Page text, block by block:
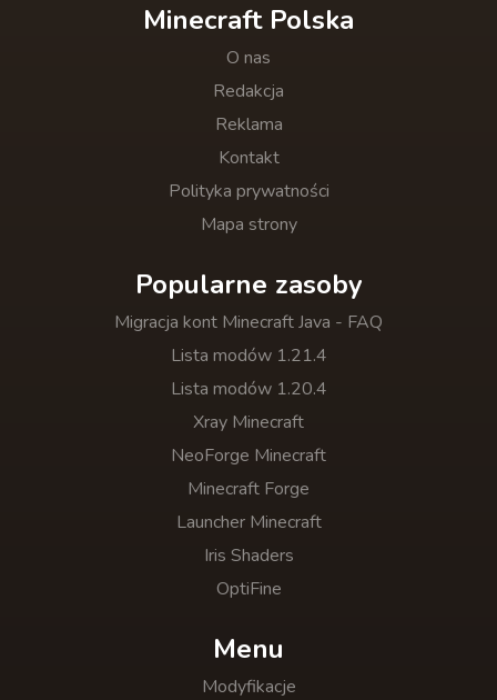
Minecraft Polska
O nas
Redakcja
Reklama
Kontakt
Polityka prywatności
Mapa strony
Popularne zasoby
Migracja kont Minecraft Java - FAQ
Lista modów 1.21.4
Lista modów 1.20.4
Xray Minecraft
NeoForge Minecraft
Minecraft Forge
Launcher Minecraft
Iris Shaders
OptiFine
Menu
Modyfikacje